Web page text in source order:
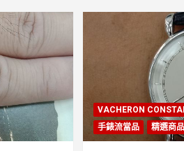
VACHERON
手錶流當品
精選商品